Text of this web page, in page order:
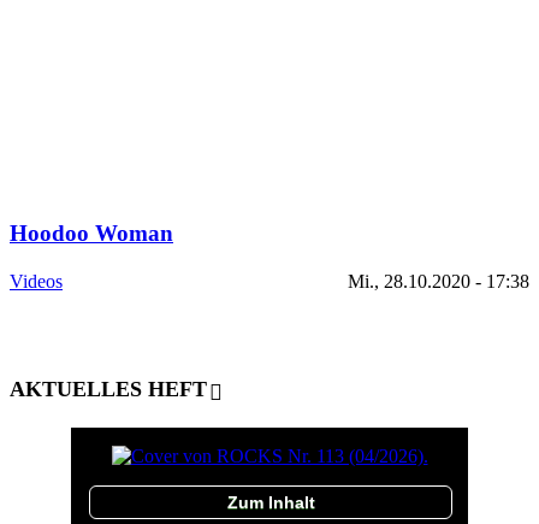
Hoodoo Woman
Videos Mi., 28.10.2020 - 17:38
AKTUELLES HEFT
Zum Inhalt